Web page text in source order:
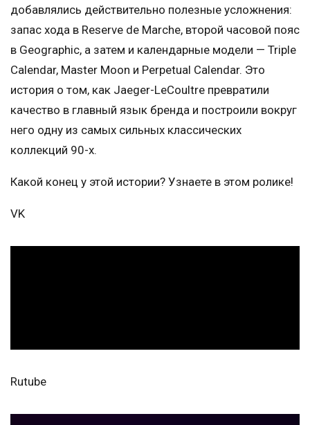
добавлялись действительно полезные усложнения:
запас хода в Reserve de Marche, второй часовой пояс
в Geographic, а затем и календарные модели — Triple
Calendar, Master Moon и Perpetual Calendar. Это
история о том, как Jaeger-LeCoultre превратили
качество в главный язык бренда и построили вокруг
него одну из самых сильных классических
коллекций 90-х.
Какой конец у этой истории? Узнаете в этом ролике!
VK
Rutube